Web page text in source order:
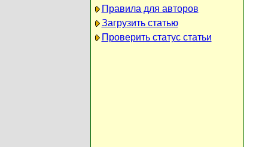
Правила для авторов
Загрузить статью
Проверить статус статьи